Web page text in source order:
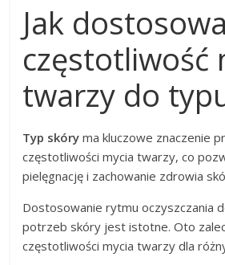
Jak
częstotliwość
twarzy do
Typ skóry ma kluczowe znaczenie
częstotliwości mycia twarzy, co
pielęgnację i zachowanie zdrowia
Dostosowanie rytmu oczyszczania
potrzeb skóry jest istotne. Oto
częstotliwości mycia twarzy dla